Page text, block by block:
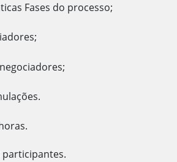
Fases do processo;
participantes.